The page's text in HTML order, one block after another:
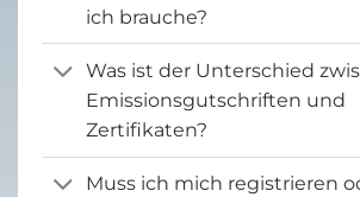
ich brauche?
Was ist der Unterschied
Emissionsgutschriften und
Zertifikaten?
Muss ich mich registrieren